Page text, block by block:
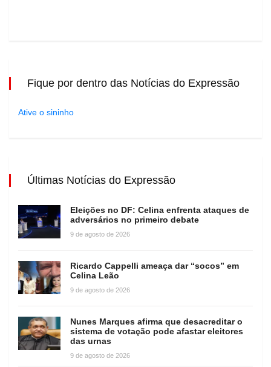
Fique por dentro das Notícias do Expressão
Ative o sininho
Últimas Notícias do Expressão
Eleições no DF: Celina enfrenta ataques de
adversários no primeiro debate
9 de agosto de 2026
Ricardo Cappelli ameaça dar “socos” em
Celina Leão
9 de agosto de 2026
Nunes Marques afirma que desacreditar o
sistema de votação pode afastar eleitores
das urnas
9 de agosto de 2026